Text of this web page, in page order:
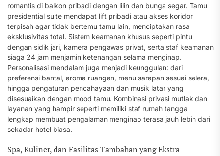
romantis di balkon pribadi dengan lilin dan bunga segar. Tamu
presidential suite mendapat lift pribadi atau akses koridor
terpisah agar tidak bertemu tamu lain, menciptakan rasa
eksklusivitas total. Sistem keamanan khusus seperti pintu
dengan sidik jari, kamera pengawas privat, serta staf keamanan
siaga 24 jam menjamin ketenangan selama menginap.
Personalisasi mendalam juga menjadi keunggulan: dari
preferensi bantal, aroma ruangan, menu sarapan sesuai selera,
hingga pengaturan pencahayaan dan musik latar yang
disesuaikan dengan mood tamu. Kombinasi privasi mutlak dan
layanan yang hampir seperti memiliki staf rumah tangga
lengkap membuat pengalaman menginap terasa jauh lebih dari
sekadar hotel biasa.
Spa, Kuliner, dan Fasilitas Tambahan yang Ekstra